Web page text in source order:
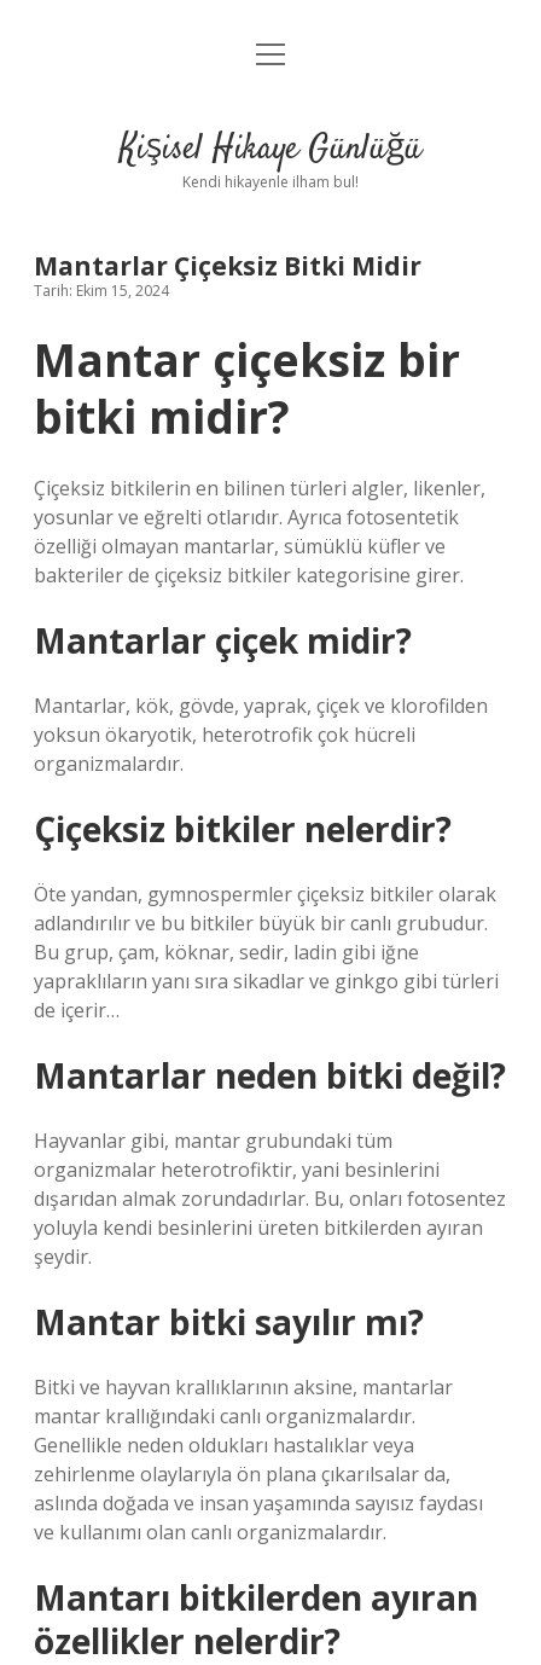
Anasayfa
Yasal Uyarı
menüyü
Kişisel Hikaye Günlüğü
Kendi hikayenle ilham bul!
Mantarlar Çiçeksiz Bitki Midir
Tarih: Ekim 15, 2024
Mantar çiçeksiz bir
bitki midir?
Çiçeksiz bitkilerin en bilinen türleri algler, likenler,
yosunlar ve eğrelti otlarıdır. Ayrıca fotosentetik
özelliği olmayan mantarlar, sümüklü küfler ve
bakteriler de çiçeksiz bitkiler kategorisine girer.
Mantarlar çiçek midir?
Mantarlar, kök, gövde, yaprak, çiçek ve klorofilden
yoksun ökaryotik, heterotrofik çok hücreli
organizmalardır.
Çiçeksiz bitkiler nelerdir?
Öte yandan, gymnospermler çiçeksiz bitkiler olarak
adlandırılır ve bu bitkiler büyük bir canlı grubudur.
Bu grup, çam, köknar, sedir, ladin gibi iğne
yapraklıların yanı sıra sikadlar ve ginkgo gibi türleri
de içerir…
Mantarlar neden bitki değil?
Hayvanlar gibi, mantar grubundaki tüm
organizmalar heterotrofiktir, yani besinlerini
dışarıdan almak zorundadırlar. Bu, onları fotosentez
yoluyla kendi besinlerini üreten bitkilerden ayıran
şeydir.
Mantar bitki sayılır mı?
Bitki ve hayvan krallıklarının aksine, mantarlar
mantar krallığındaki canlı organizmalardır.
Genellikle neden oldukları hastalıklar veya
zehirlenme olaylarıyla ön plana çıkarılsalar da,
aslında doğada ve insan yaşamında sayısız faydası
ve kullanımı olan canlı organizmalardır.
Mantarı bitkilerden ayıran
özellikler nelerdir?